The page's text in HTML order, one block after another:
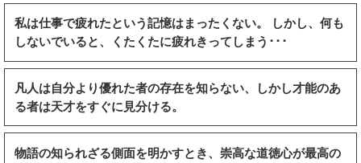
私は仕事で疲れたという記憶はまったくない。 しかし、何も
しないでいると、くたくたに疲れきってしまう･･･
凡人は自分より優れた者の存在を知らない、しかし才能のあ
る者は天才をすぐに見分ける。
物語の知られざる側面を明かすとき、崇高な道徳心が最高の